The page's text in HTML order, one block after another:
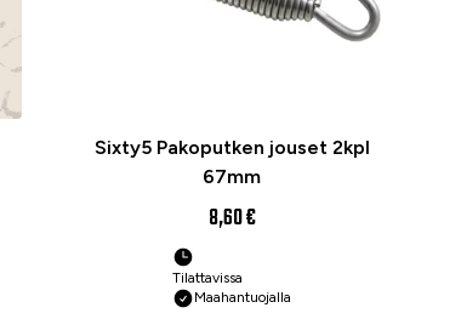
Sixty5 Pakoputken jouset 2kpl
67mm
8,60 €
Tilattavissa
Maahantuojalla